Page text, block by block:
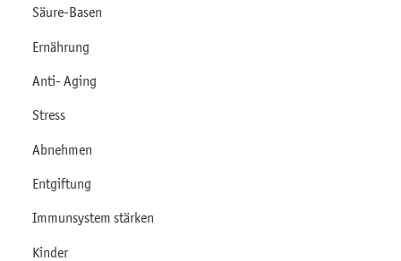
Säure-Basen
Ernährung
Anti- Aging
Stress
Abnehmen
Entgiftung
Immunsystem stärken
Kinder